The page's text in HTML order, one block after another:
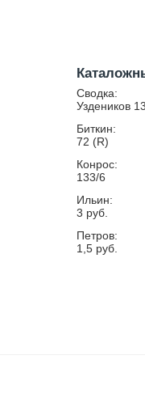
Сводка:
Уздеников
Биткин:
72 (R)
Конрос:
133/6
Ильин:
3 руб.
Петров:
1,5 руб.